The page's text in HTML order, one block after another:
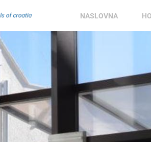
NASLOVNA